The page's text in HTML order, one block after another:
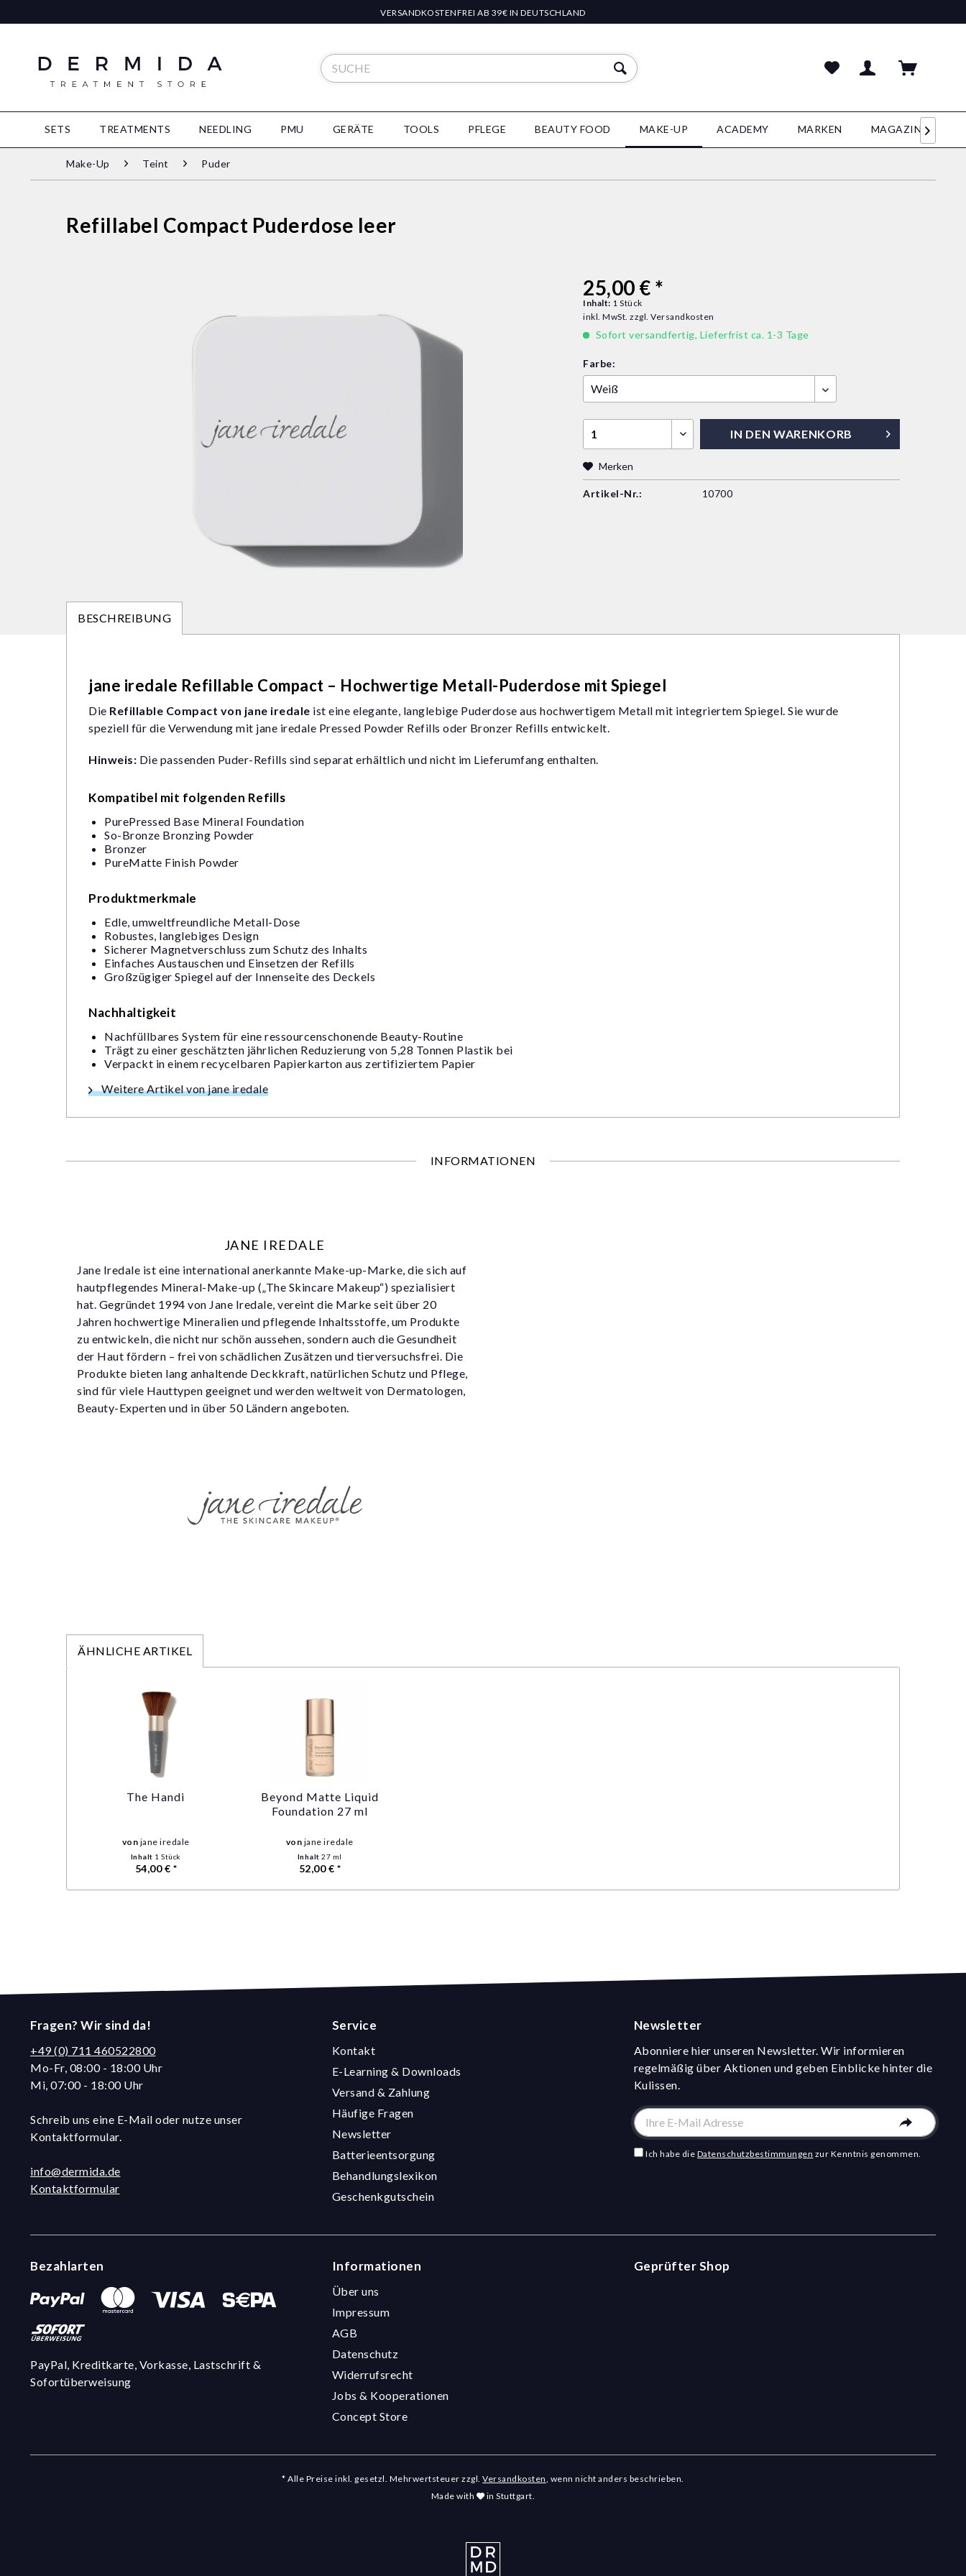
VERSANDKOSTENFREI AB 39€ IN DEUTSCHLAND
SETS TREATMENTS NEEDLING PMU GERÄTE TOOLS PFLEGE BEAUTY FOOD MAKE-UP ACADEMY MARKEN MAGAZIN 
Make-Up Teint Puder
Refillabel Compact Puderdose leer
25,00 € *
Inhalt: 1 Stück
inkl. MwSt.zzgl. Versandkosten
Sofort versandfertig, Lieferfrist ca. 1-3 Tage
Farbe:
IN DEN WARENKORB
Merken
Artikel-Nr.: 10700
BESCHREIBUNG
jane iredale Refillable Compact – Hochwertige Metall-Puderdose mit Spiegel
Die Refillable Compact von jane iredale ist eine elegante, langlebige Puderdose aus hochwertigem Metall mit integriertem Spiegel. Sie wurde
speziell für die Verwendung mit jane iredale Pressed Powder Refills oder Bronzer Refills entwickelt.
Hinweis: Die passenden Puder-Refills sind separat erhältlich und nicht im Lieferumfang enthalten.
Kompatibel mit folgenden Refills
PurePressed Base Mineral Foundation
So-Bronze Bronzing Powder
Bronzer
PureMatte Finish Powder
Produktmerkmale
Edle, umweltfreundliche Metall-Dose
Robustes, langlebiges Design
Sicherer Magnetverschluss zum Schutz des Inhalts
Einfaches Austauschen und Einsetzen der Refills
Großzügiger Spiegel auf der Innenseite des Deckels
Nachhaltigkeit
Nachfüllbares System für eine ressourcenschonende Beauty-Routine
Trägt zu einer geschätzten jährlichen Reduzierung von 5,28 Tonnen Plastik bei
Verpackt in einem recycelbaren Papierkarton aus zertifiziertem Papier
Weitere Artikel von jane iredale
INFORMATIONEN
JANE IREDALE
Jane Iredale ist eine international anerkannte Make-up-Marke, die sich auf
hautpflegendes Mineral-Make-up („The Skincare Makeup“) spezialisiert
hat. Gegründet 1994 von Jane Iredale, vereint die Marke seit über 20
Jahren hochwertige Mineralien und pflegende Inhaltsstoffe, um Produkte
zu entwickeln, die nicht nur schön aussehen, sondern auch die Gesundheit
der Haut fördern – frei von schädlichen Zusätzen und tierversuchsfrei. Die
Produkte bieten lang anhaltende Deckkraft, natürlichen Schutz und Pflege,
sind für viele Hauttypen geeignet und werden weltweit von Dermatologen,
Beauty-Experten und in über 50 Ländern angeboten.
ÄHNLICHE ARTIKEL
The Handi
von jane iredale
Inhalt 1 Stück
54,00 € *
Beyond Matte Liquid
Foundation 27 ml
von jane iredale
Inhalt27 ml
52,00 € *
Fragen? Wir sind da!
+49 (0) 711 460522800
Mo-Fr, 08:00 - 18:00 Uhr
Mi, 07:00 - 18:00 Uhr
Schreib uns eine E-Mail oder nutze unser
Kontaktformular.
info@dermida.de
Kontaktformular
Service
Kontakt
E-Learning & Downloads
Versand & Zahlung
Häufige Fragen
Newsletter
Batterieentsorgung
Behandlungslexikon
Geschenkgutschein
Newsletter
Abonniere hier unseren Newsletter. Wir informieren
regelmäßig über Aktionen und geben Einblicke hinter die
Kulissen.
Ich habe die Datenschutzbestimmungen zur Kenntnis genommen.
Bezahlarten
PayPal, Kreditkarte, Vorkasse, Lastschrift &
Sofortüberweisung
Informationen
Über uns
Impressum
AGB
Datenschutz
Widerrufsrecht
Jobs & Kooperationen
Concept Store
Geprüfter Shop
* Alle Preise inkl. gesetzl. Mehrwertsteuer zzgl.Versandkosten, wenn nicht anders beschrieben.
Made with
in Stuttgart.